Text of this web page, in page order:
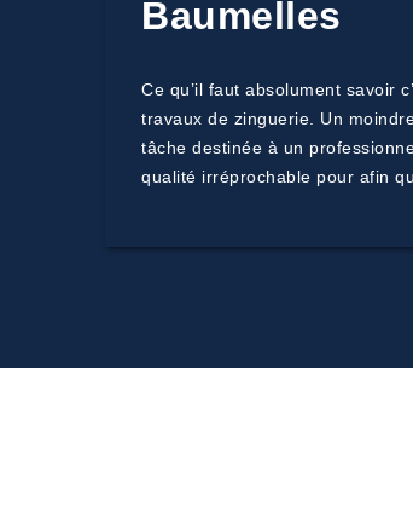
Baumelles
Ce qu’il faut absolument savoir
travaux de zinguerie. Un
tâche destinée à un
qualité irréprochable pour afin